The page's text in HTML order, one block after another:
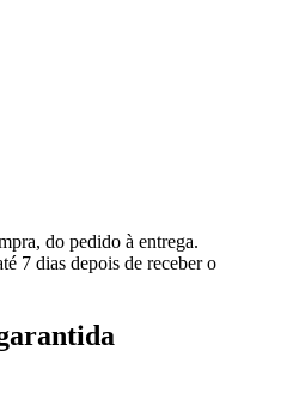
do pedido à entrega.
7 dias depois de receber o